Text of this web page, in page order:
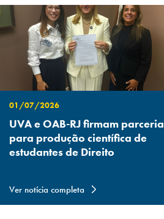
01/07/2026
UVA e OAB-RJ firmam parceria
para produção científica de
estudantes de Direito
Ver notícia completa